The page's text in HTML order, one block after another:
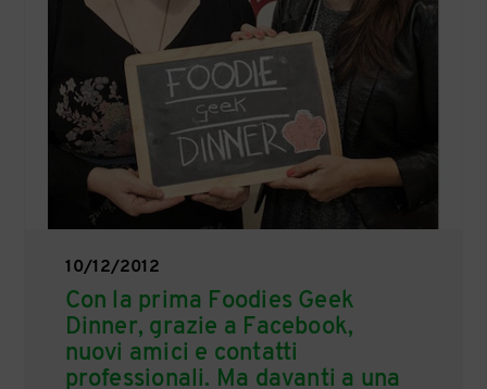
10/12/2012
Con la prima Foodies Geek
Dinner, grazie a Facebook,
nuovi amici e contatti
professionali. Ma davanti a una